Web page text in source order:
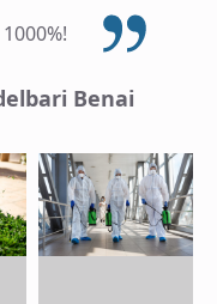
Benai